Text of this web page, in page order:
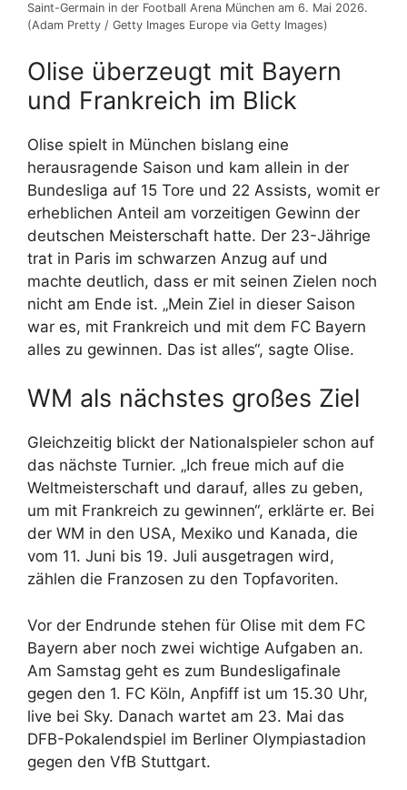
Saint-Germain in der Football Arena München am 6. Mai 2026.
(Adam Pretty / Getty Images Europe via Getty Images)
Olise überzeugt mit Bayern
und Frankreich im Blick
Olise spielt in München bislang eine
herausragende Saison und kam allein in der
Bundesliga auf 15 Tore und 22 Assists, womit er
erheblichen Anteil am vorzeitigen Gewinn der
deutschen Meisterschaft hatte. Der 23-Jährige
trat in Paris im schwarzen Anzug auf und
machte deutlich, dass er mit seinen Zielen noch
nicht am Ende ist. „Mein Ziel in dieser Saison
war es, mit Frankreich und mit dem FC Bayern
alles zu gewinnen. Das ist alles“, sagte Olise.
WM als nächstes großes Ziel
Gleichzeitig blickt der Nationalspieler schon auf
das nächste Turnier. „Ich freue mich auf die
Weltmeisterschaft und darauf, alles zu geben,
um mit Frankreich zu gewinnen“, erklärte er. Bei
der WM in den USA, Mexiko und Kanada, die
vom 11. Juni bis 19. Juli ausgetragen wird,
zählen die Franzosen zu den Topfavoriten.
Vor der Endrunde stehen für Olise mit dem FC
Bayern aber noch zwei wichtige Aufgaben an.
Am Samstag geht es zum Bundesligafinale
gegen den 1. FC Köln, Anpfiff ist um 15.30 Uhr,
live bei Sky. Danach wartet am 23. Mai das
DFB-Pokalendspiel im Berliner Olympiastadion
gegen den VfB Stuttgart.